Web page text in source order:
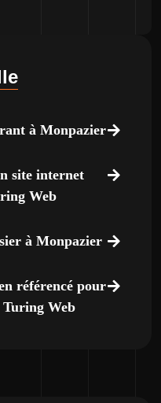
à Monpazier
site internet
Web
à Monpazier
référencé pour
Web